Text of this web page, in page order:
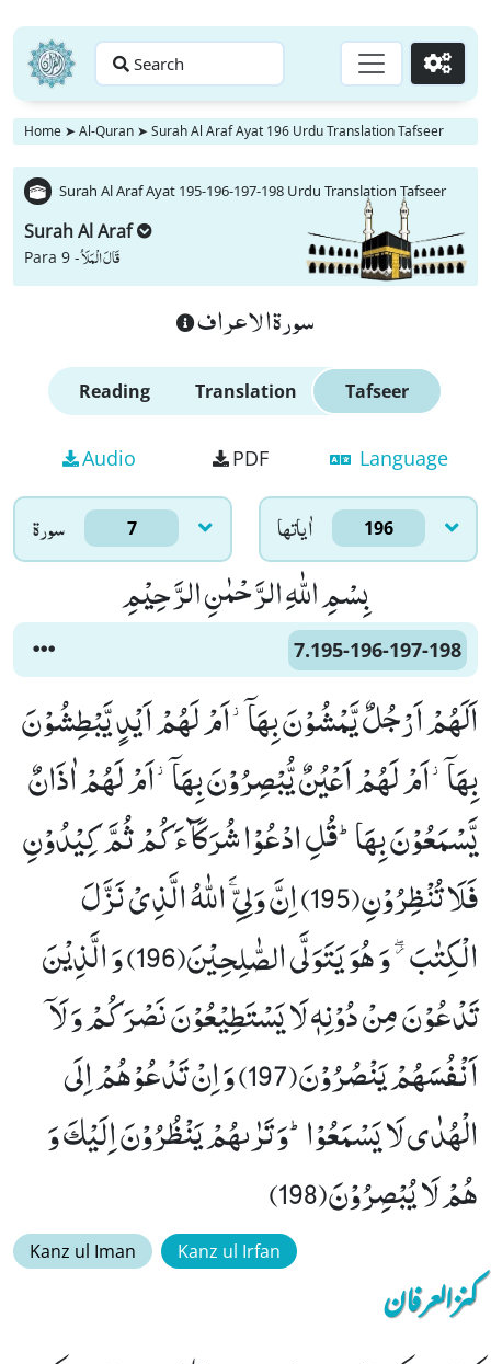
Search Go
Home ➤ Al-Quran ➤ Surah Al Araf Ayat 196 Urdu Translation Tafseer
Surah Al Araf Ayat 195-196-197-198 Urdu Translation Tafseer
Surah Al Araf
Para 9 -قَالَ الْمَلَاُ
سورة الاعراف
Reading Translation Tafseer
Audio PDF Language
سورۃ 7 اٰياتها 196
بِسْمِ اللّٰهِ الرَّحْمٰنِ الرَّحِیْمِ
7.195-196-197-198
اَلَهُمْ اَرْجُلٌ یَّمْشُوْنَ بِهَاۤ٘-اَمْ لَهُمْ اَیْدٍ یَّبْطِشُوْنَ
بِهَاۤ٘-اَمْ لَهُمْ اَعْیُنٌ یُّبْصِرُوْنَ بِهَاۤ٘-اَمْ لَهُمْ اٰذَانٌ
یَّسْمَعُوْنَ بِهَاؕ-قُلِ ادْعُوْا شُرَكَآءَكُمْ ثُمَّ كِیْدُوْنِ
فَلَا تُنْظِرُوْنِ(195) اِنَّ وَلِیِّ ﰯ اللّٰهُ الَّذِیْ نَزَّلَ
الْكِتٰبَ ﳲ وَ هُوَ یَتَوَلَّى الصّٰلِحِیْنَ(196) وَ الَّذِیْنَ
تَدْعُوْنَ مِنْ دُوْنِهٖ لَا یَسْتَطِیْعُوْنَ نَصْرَكُمْ وَ لَاۤ
اَنْفُسَهُمْ یَنْصُرُوْنَ(197) وَ اِنْ تَدْعُوْهُمْ اِلَى
الْهُدٰى لَا یَسْمَعُوْاؕ-وَ تَرٰىهُمْ یَنْظُرُوْنَ اِلَیْكَ وَ
هُمْ لَا یُبْصِرُوْنَ(198)
Kanz ul Iman Kanz ul Irfan
کنزالعرفان